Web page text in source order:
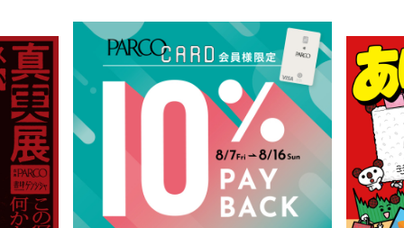
ニュース
レストラン・カフェ
TAX FREE
PARCOメンバーズ
한국어
ภาษาไทย
日本語